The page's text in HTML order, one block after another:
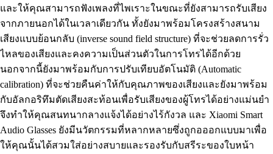
และให้คุณสามารถฟังเพลงที่ไพเราะในขณะที่ยังสามารถรับเสียง
จากภายนอกได้ในเวลาเดียวกัน ทั้งยังมาพร้อมโครงสร้างสนาม
เสียงแบบย้อนกลับ (inverse sound field structure) ที่จะช่วยลดการรั่ว
ไหลของเสียงและคงความเป็นส่วนตัวในการโทรได้อีกด้วย
นอกจากนี้ยังมาพร้อมกับการปรับเทียบอัตโนมัติ (Automatic
calibration) ที่จะช่วยคืนค่าให้กับคุณภาพของเสียงและยังมาพร้อม
กับอัลกอริทึมตัดเสียงสะท้อนเพื่อรับเสียงของผู้โทรได้อย่างแม่นยำ
จึงทำให้คุณสนทนากลางแจ้งได้อย่างไร้กังวล และ Xiaomi Smart
Audio Glasses ยังมีนวัตกรรมที่หลากหลายซึ่งถูกอออกแบบมาเพื่อ
ให้คุณนั้นได้สวมใส่อย่างสบายและรองรับกับสรีระของใบหน้า